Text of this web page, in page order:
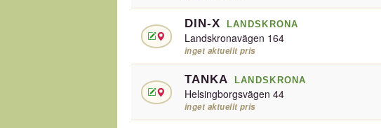
DIN-X LANDSKRONA
Landskronavägen 164
inget aktuellt pris
TANKA LANDSKRONA
Helsingborgsvägen 44
inget aktuellt pris